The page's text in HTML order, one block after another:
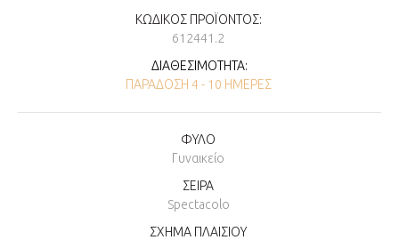
ΚΩΔΙΚΌΣ ΠΡΟΪΌΝΤΟΣ:
612441.2
ΔΙΑΘΕΣΙΜΌΤΗΤΑ:
ΠΑΡΆΔΟΣΗ 4 - 10 ΗΜΈΡΕΣ
ΦΥΛΟ
Γυναικείο
ΣΕΙΡΑ
Spectacolo
ΣΧΗΜΑ ΠΛΑΙΣΙΟΥ